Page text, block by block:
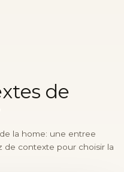
de
la home: une entree
de contexte pour choisir la